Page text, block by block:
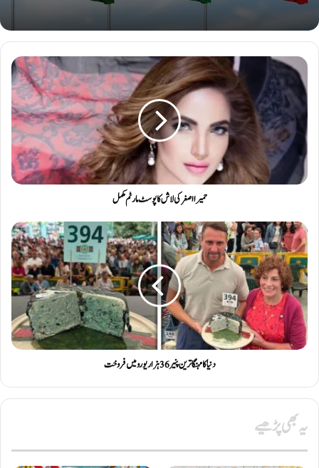
حمیرا اصغر کی لاش کا پوسٹ مارٹم مکمل
دنیا کا مہنگا ترین پنیر 36 ہزار یورو میں فروخت
یہ بھی پڑھیے